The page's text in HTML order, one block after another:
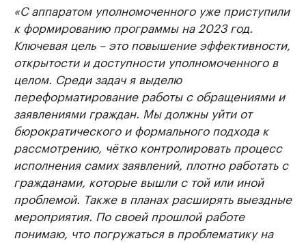
«С аппаратом уполномоченного уже приступили
к формированию программы на 2023 год.
Ключевая цель – это повышение эффективности,
открытости и доступности уполномоченного в
целом. Среди задач я выделю
переформатирование работы с обращениями и
заявлениями граждан. Мы должны уйти от
бюрократического и формального подхода к
рассмотрению, чётко контролировать процесс
исполнения самих заявлений, плотно работать с
гражданами, которые вышли с той или иной
проблемой. Также в планах расширять выездные
мероприятия. По своей прошлой работе
понимаю, что погружаться в проблематику на